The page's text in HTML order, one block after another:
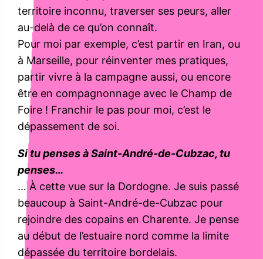
territoire inconnu, traverser ses peurs, aller
au-delà de ce qu’on connaît.
Pour moi par exemple, c’est partir en Iran, ou
à Marseille, pour réinventer mes pratiques,
partir vivre à la campagne aussi, ou encore
être en compagnonnage avec le Champ de
Foire ! Franchir le pas pour moi, c’est le
dépassement de soi.
Si tu penses à Saint-André-de-Cubzac, tu
penses…
… À cette vue sur la Dordogne. Je suis passé
beaucoup à Saint-André-de-Cubzac pour
rejoindre des copains en Charente. Je pense
au début de l’estuaire nord comme la limite
dépassée du territoire bordelais.